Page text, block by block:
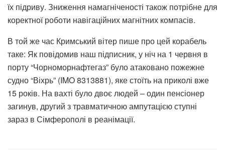
їх підриву. Зниження намагніченості також потрібне для
коректної роботи навігаційних магнітних компасів.
В той же час Кримський вітер пише про цей корабель
таке: Як повідомив наш підписник, у ніч на 1 червня в
порту “Чорноморнафтегаз” було атаковано пожежне
судно “Віхрь” (IMO 8313881), яке стоїть на приколі вже
15 років. На вахті було двоє людей – один пенсіонер
загинув, другий з травматичною ампутацією ступні
зараз в Сімферополі в реанімації.